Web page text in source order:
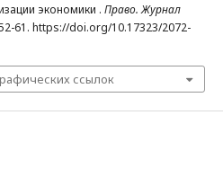
экономики . Право. Журнал
61. https://doi.org/10.17323/2072-
ссылок